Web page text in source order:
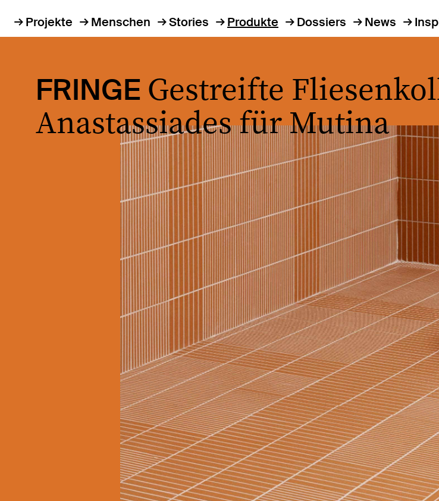
Projekte Menschen Stories Produkte Dossiers News
FRINGE Gestreifte
Anastassiades für Mutina